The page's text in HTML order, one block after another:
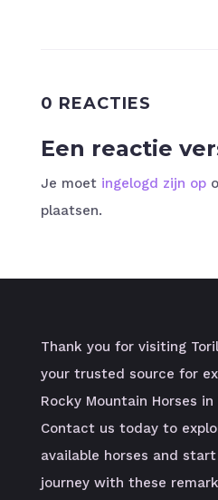
0 REACTIES
Een reactie
Je moet ingelogd zijn op
plaatsen.
Thank you for visiting
your trusted source for
Rocky Mountain Horses in
Contact us today to
available horses and
journey with these